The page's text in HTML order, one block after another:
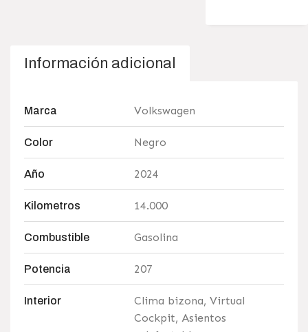
Información adicional
Marca Volkswagen
Color Negro
Año 2024
Kilometros 14.000
Combustible Gasolina
Potencia 207
Interior
Clima bizona, Virtual
Cockpit, Asientos